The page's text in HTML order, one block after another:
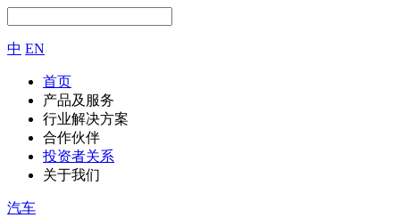
中 EN
首页
产品及服务
行业解决方案
合作伙伴
投资者关系
关于我们
汽车